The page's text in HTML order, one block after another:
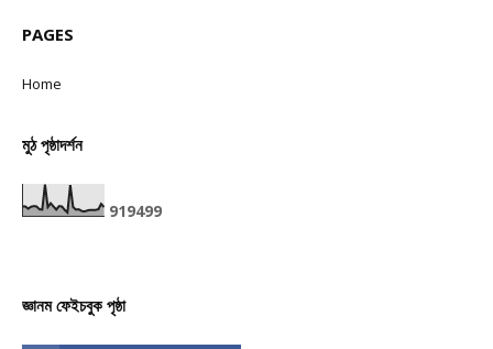
PAGES
Home
মুঠ পৃষ্ঠাদৰ্শন
919499
জ্ঞানম ফেইচবুক পৃষ্ঠা